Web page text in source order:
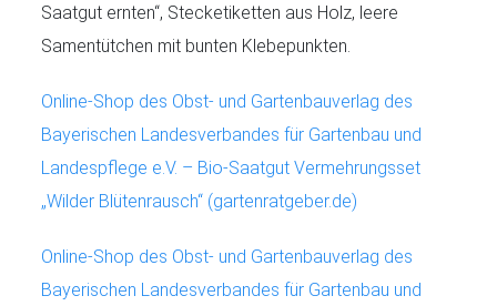
Saatgut ernten“, Stecketiketten aus Holz, leere
Samentütchen mit bunten Klebepunkten.
Online-Shop des Obst- und Gartenbauverlag des
Bayerischen Landesverbandes für Gartenbau und
Landespflege e.V. – Bio-Saatgut Vermehrungsset
„Wilder Blütenrausch“ (gartenratgeber.de)
Online-Shop des Obst- und Gartenbauverlag des
Bayerischen Landesverbandes für Gartenbau und